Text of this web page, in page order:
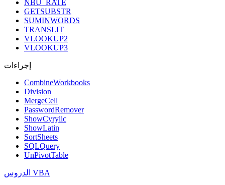
NBU_RATE
GETSUBSTR
SUMINWORDS
TRANSLIT
VLOOKUP2
VLOOKUP3
إجراءات
CombineWorkbooks
Division
MergeCell
PasswordRemover
ShowCyrylic
ShowLatin
SortSheets
SQLQuery
UnPivotTable
الدروس VBA